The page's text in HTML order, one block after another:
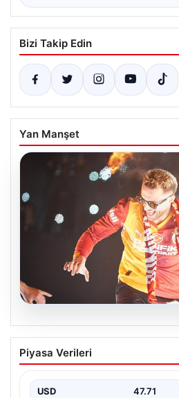
Bizi Takip Edin
Yan Manşet
06.08.2026
Barış Alper Yılmaz
Galatasaray’dan 2
Piyasa Verileri
USD 47.71